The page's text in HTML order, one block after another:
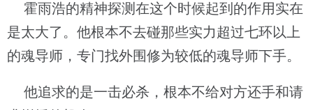
霍雨浩的精神探测在这个时候起到的作用实在
是太大了。他根本不去碰那些实力超过七环以上
的魂导师，专门找外围修为较低的魂导师下手。
他追求的是一击必杀，根本不给对方还手和请